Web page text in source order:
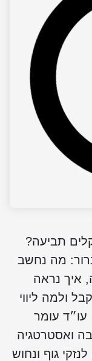
תביעה?
מה נחשב
נראה
ליווי
עומר
גוף ונחוש